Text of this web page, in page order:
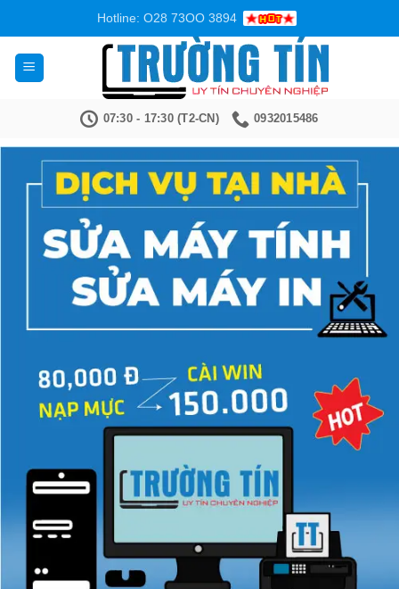
nội
dung
Hotline: O28 73OO 3894
07:30 - 17:30 (T2-CN) 0932015486